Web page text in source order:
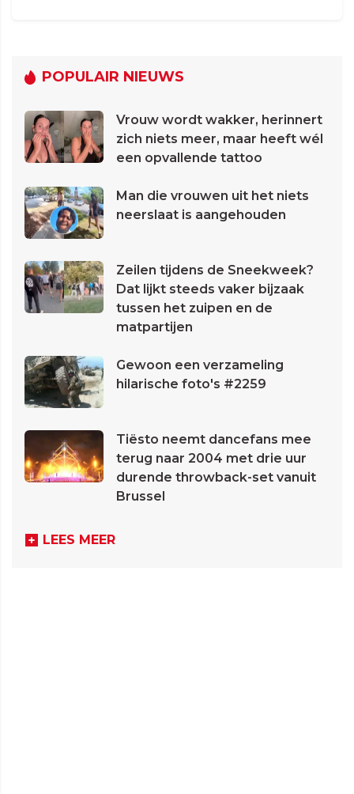
POPULAIR NIEUWS
Vrouw wordt wakker, herinnert
zich niets meer, maar heeft wél
een opvallende tattoo
Man die vrouwen uit het niets
neerslaat is aangehouden
Zeilen tijdens de Sneekweek?
Dat lijkt steeds vaker bijzaak
tussen het zuipen en de
matpartijen
Gewoon een verzameling
hilarische foto's #2259
Tiësto neemt dancefans mee
terug naar 2004 met drie uur
durende throwback-set vanuit
Brussel
LEES MEER